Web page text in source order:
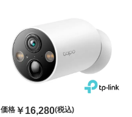
価格￥16,280(税込)